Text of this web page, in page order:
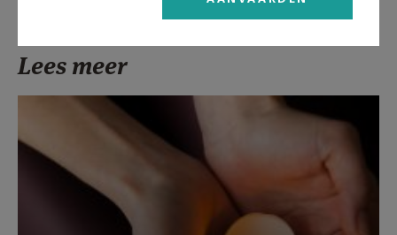
Lees meer